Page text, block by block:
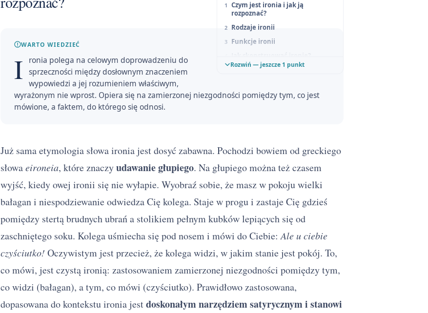
Czym jest ironia i jak ją
rozpoznać?
Rodzaje ironii
Funkcje ironii
Ironia - przykłady z literatury
Rozwiń — jeszcze 1 punkt
WARTO WIEDZIEĆ
I
ronia polega na celowym doprowadzeniu do
sprzeczności między dosłownym znaczeniem
wypowiedzi a jej rozumieniem właściwym,
wyrażonym nie wprost. Opiera się na zamierzonej niezgodności pomiędzy tym, co jest
mówione, a faktem, do którego się odnosi.
Już sama etymologia słowa ironia jest dosyć zabawna. Pochodzi bowiem od greckiego
słowaeironeia, które znaczyudawanie głupiego. Na głupiego można też czasem
wyjść, kiedy owej ironii się nie wyłapie. Wyobraź sobie, że masz w pokoju wielki
bałagan i niespodziewanie odwiedza Cię kolega. Staje w progu i zastaje Cię gdzieś
pomiędzy stertą brudnych ubrań a stolikiem pełnym kubków lepiących się od
zaschniętego soku. Kolega uśmiecha się pod nosem i mówi do Ciebie:Ale u ciebie
czyściutko! Oczywistym jest przecież, że kolega widzi, w jakim stanie jest pokój. To,
co mówi, jest czystą ironią: zastosowaniem zamierzonej niezgodności pomiędzy tym,
co widzi (bałagan), a tym, co mówi (czyściutko). Prawidłowo zastosowana,
dopasowana do kontekstu ironia jestdoskonałym narzędziem satyrycznym i stanowi